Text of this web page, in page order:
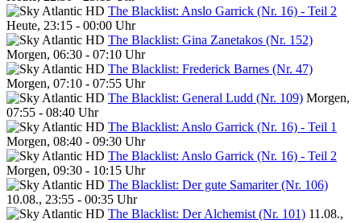
The Blacklist: Anslo Garrick (Nr. 16) - Teil 2
Heute, 23:15 - 00:00 Uhr
The Blacklist: Gina Zanetakos (Nr. 152)
Morgen, 06:30 - 07:10 Uhr
The Blacklist: Frederick Barnes (Nr. 47)
Morgen, 07:10 - 07:55 Uhr
The Blacklist: General Ludd (Nr. 109) Morgen,
07:55 - 08:40 Uhr
The Blacklist: Anslo Garrick (Nr. 16) - Teil 1
Morgen, 08:40 - 09:30 Uhr
The Blacklist: Anslo Garrick (Nr. 16) - Teil 2
Morgen, 09:30 - 10:15 Uhr
The Blacklist: Der gute Samariter (Nr. 106)
10.08., 23:55 - 00:35 Uhr
The Blacklist: Der Alchemist (Nr. 101) 11.08.,